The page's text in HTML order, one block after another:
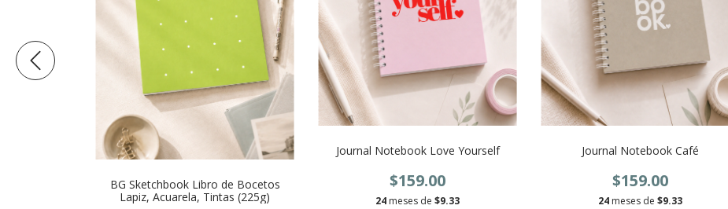
BG Sketchbook Libro de Bocetos
Lapiz, Acuarela, Tintas (225g)
Journal Notebook Love Yourself
$159.00
24 meses de $9.33
Journal Notebook Café
$159.00
24 meses de $9.33